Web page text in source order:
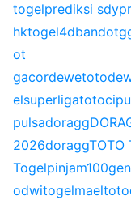
togelprediksi sdy
hktogel4d
ot
gacordewetoto
elsuperligatoto
pulsadoragg
2026doraggTOTO
Togelpinjam100
odwitogelmaeltoto